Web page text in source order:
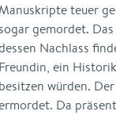
Manuskripte teuer
sogar gemordet.
Nachlass
Freundin, ein
besitzen würden.
Da